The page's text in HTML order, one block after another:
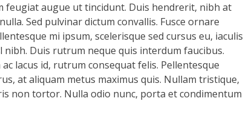
feugiat augue ut tincidunt. Duis hendrerit, nibh at
Sed pulvinar dictum convallis. Fusce ornare
mi ipsum, scelerisque sed cursus eu, iaculis
Duis rutrum neque quis interdum faucibus.
lacus id, rutrum consequat felis. Pellentesque
at aliquam metus maximus quis. Nullam tristique,
non tortor. Nulla odio nunc, porta et condimentum